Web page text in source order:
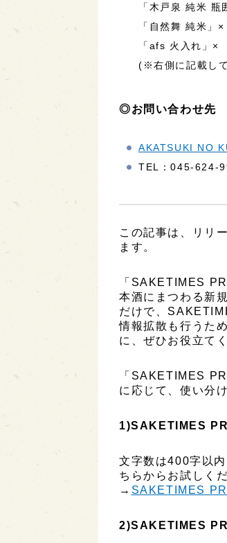
「木戸泉 純米 瓶
「自然舞 純米」
「afs 火入れ」×
(※右側に記載し
◎お問い合わせ先
AKATSUKI NO
TEL：045-624-
この記事は、リリ
ます。
「SAKETIMES
本酒にまつわる新
だけで、
情報拡散も行うた
に、ぜひお役立て
「SAKETIMES
に応じて、使い分
1)SAKETIMES
文字数は400字以
ちらからお試しくだ
→ SAKETIMES
2)SAKETIMES